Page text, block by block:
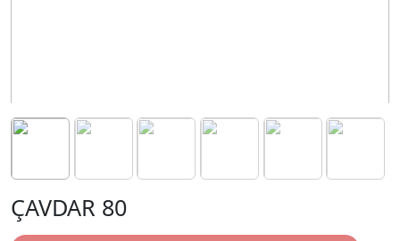
ÇAVDAR 80